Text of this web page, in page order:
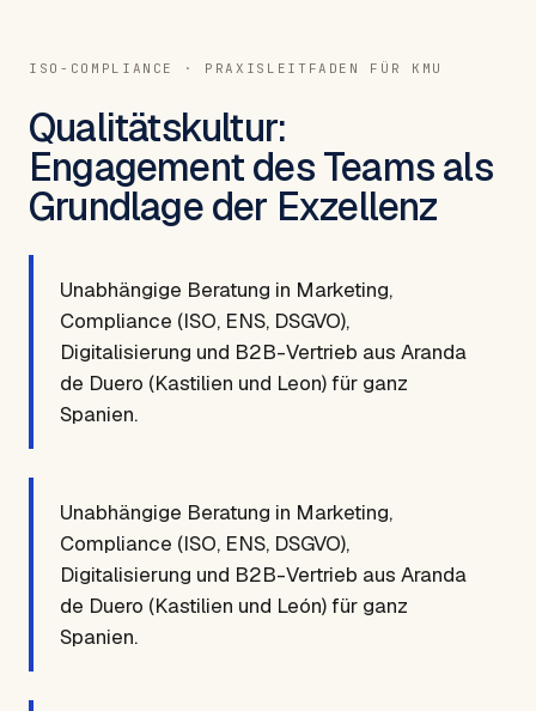
ISO-COMPLIANCE · PRAXISLEITFADEN FÜR KMU
Qualitätskultur:
Engagement des Teams als
Grundlage der Exzellenz
Unabhängige Beratung in Marketing,
Compliance (ISO, ENS, DSGVO),
Digitalisierung und B2B-Vertrieb aus Aranda
de Duero (Kastilien und Leon) für ganz
Spanien.
Unabhängige Beratung in Marketing,
Compliance (ISO, ENS, DSGVO),
Digitalisierung und B2B-Vertrieb aus Aranda
de Duero (Kastilien und León) für ganz
Spanien.